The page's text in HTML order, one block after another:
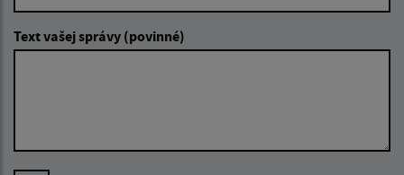
Text vašej správy (povinné)